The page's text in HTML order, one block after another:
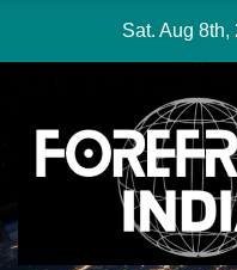
Sat. Aug 8th,